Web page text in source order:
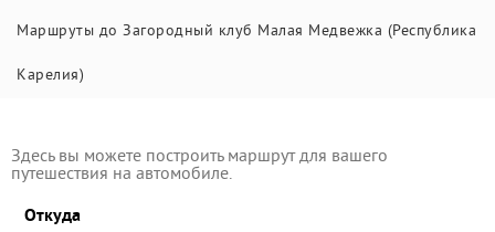
Маршруты до Загородный клуб Малая Медвежка (Республика
Карелия)
Здесь вы можете построить маршрут для вашего
путешествия на автомобиле.
Откуда